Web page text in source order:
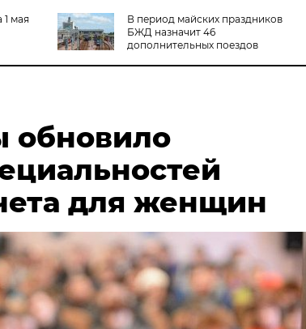
1 мая
В период майских праздников
БЖД назначит 46
дополнительных поездов
обновило
для женщин